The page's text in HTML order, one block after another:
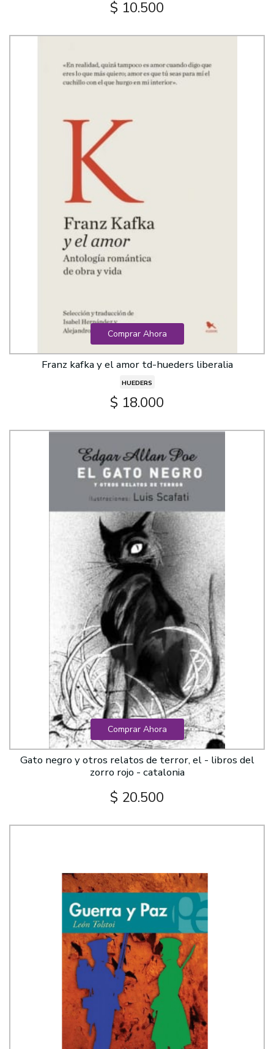
$ 10.500
Comprar Ahora
Franz kafka y el amor td-hueders liberalia
HUEDERS
$ 18.000
Comprar Ahora
Gato negro y otros relatos de terror, el - libros del
zorro rojo - catalonia
$ 20.500